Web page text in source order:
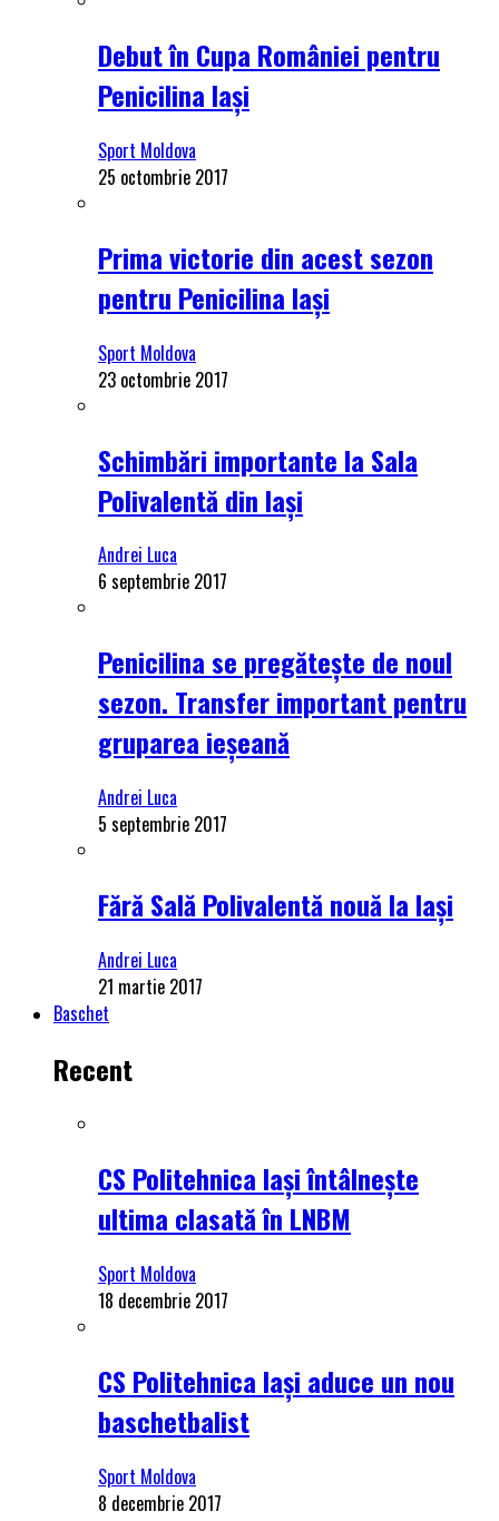
Debut în Cupa României pentru
Penicilina Iași
Sport Moldova
25 octombrie 2017
Prima victorie din acest sezon
pentru Penicilina Iași
Sport Moldova
23 octombrie 2017
Schimbări importante la Sala
Polivalentă din Iași
Andrei Luca
6 septembrie 2017
Penicilina se pregătește de noul
sezon. Transfer important pentru
gruparea ieșeană
Andrei Luca
5 septembrie 2017
Fără Sală Polivalentă nouă la Iași
Andrei Luca
21 martie 2017
Baschet
Recent
CS Politehnica Iași întâlnește
ultima clasată în LNBM
Sport Moldova
18 decembrie 2017
CS Politehnica Iași aduce un nou
baschetbalist
Sport Moldova
8 decembrie 2017